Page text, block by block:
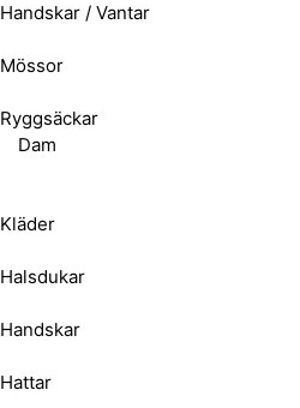
Handskar / Vantar
Mössor
Ryggsäckar
Dam
Kläder
Halsdukar
Handskar
Hattar